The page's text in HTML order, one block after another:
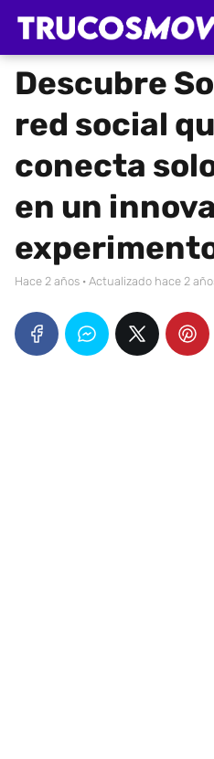
Descubre
red social
conecta
en un
hace 2 años · Actualizado hace 2